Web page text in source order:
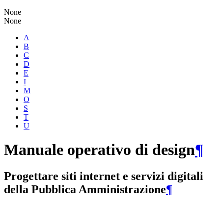
None
None
A
B
C
D
E
I
M
O
S
T
U
Manuale operativo di design¶
Progettare siti internet e servizi digitali
della Pubblica Amministrazione¶